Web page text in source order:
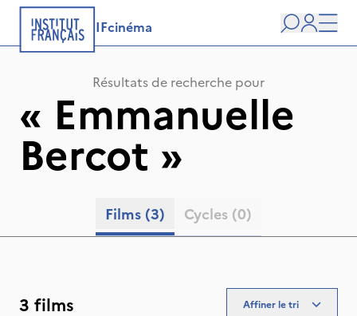
IFcinéma
user
Résultats de recherche pour
« Emmanuelle
Bercot »
Films (3) Cycles (0)
3 films Affiner le tri